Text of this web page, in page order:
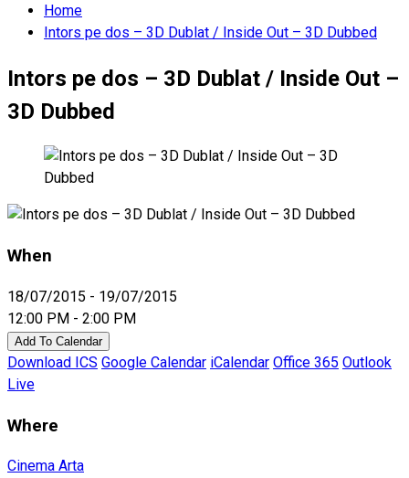
Home
Intors pe dos – 3D Dublat / Inside Out – 3D Dubbed
Intors pe dos – 3D Dublat / Inside Out –
3D Dubbed
When
18/07/2015 - 19/07/2015
12:00 PM - 2:00 PM
Add To Calendar
Download ICS Google Calendar iCalendar Office 365 Outlook
Live
Where
Cinema Arta